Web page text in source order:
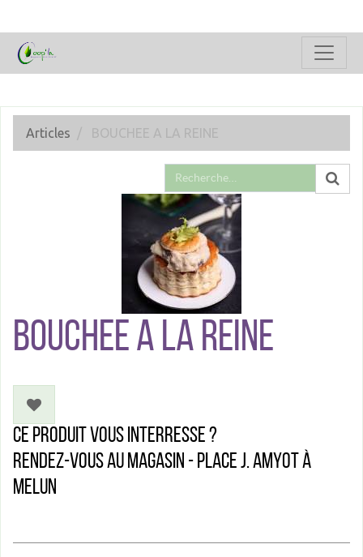
Articles BOUCHEE A LA REINE
BOUCHEE A LA REINE
Ce produit vous interresse ?
Rendez-vous au magasin - Place J. Amyot à
Melun